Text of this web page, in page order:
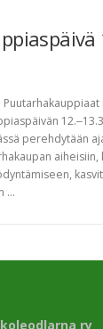
perehdytään
aiheisiin,
…
ry